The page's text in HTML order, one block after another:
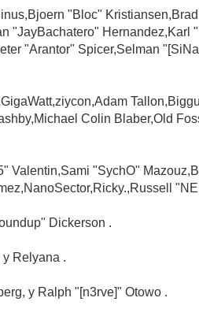
"Bloc"
"Arantor" Spicer,Selman
Colin Blaber,Old
"SychO"
Dickerson .
Relyana .
y Ralph "[n3rve]" Otowo .